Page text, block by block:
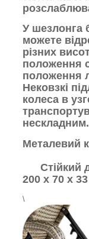
У шезлонга
можете
різних
положення
положення
Нековзкі
колеса в
нескладним.
Стійкий
200 х 70 х
\